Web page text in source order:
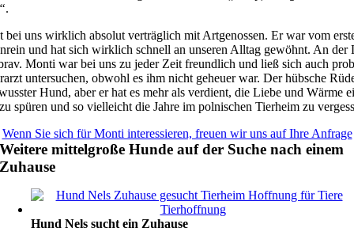
.
bei uns wirklich absolut verträglich mit Artgenossen. Er war vom
und hat sich wirklich schnell an unseren Alltag gewöhnt. An der
Monti war bei uns zu jeder Zeit freundlich und ließ sich auch
untersuchen, obwohl es ihm nicht geheuer war. Der hübsche
Hund, aber er hat es mehr als verdient, die Liebe und Wärme
spüren und so vielleicht die Jahre im polnischen Tierheim zu
Wenn Sie sich für Monti interessieren, freuen wir uns auf Ihre Anfrage
Weitere mittelgroße Hunde auf der Suche nach einem
Zuhause
Hund Nels sucht ein Zuhause